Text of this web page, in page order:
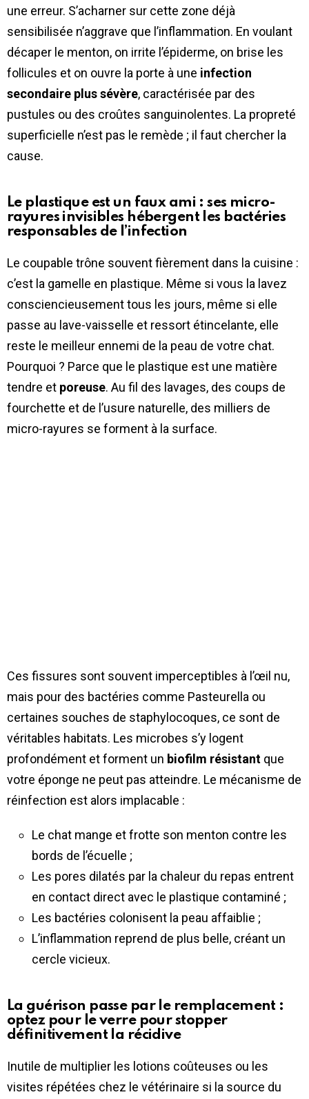
une erreur. S’acharner sur cette zone déjà
sensibilisée n’aggrave que l’inflammation. En voulant
décaper le menton, on irrite l’épiderme, on brise les
follicules et on ouvre la porte à une infection
secondaire plus sévère, caractérisée par des
pustules ou des croûtes sanguinolentes. La propreté
superficielle n’est pas le remède ; il faut chercher la
cause.
Le plastique est un faux ami : ses micro-
rayures invisibles hébergent les bactéries
responsables de l’infection
Le coupable trône souvent fièrement dans la cuisine :
c’est la gamelle en plastique. Même si vous la lavez
consciencieusement tous les jours, même si elle
passe au lave-vaisselle et ressort étincelante, elle
reste le meilleur ennemi de la peau de votre chat.
Pourquoi ? Parce que le plastique est une matière
tendre et poreuse. Au fil des lavages, des coups de
fourchette et de l’usure naturelle, des milliers de
micro-rayures se forment à la surface.
Ces fissures sont souvent imperceptibles à l’œil nu,
mais pour des bactéries comme Pasteurella ou
certaines souches de staphylocoques, ce sont de
véritables habitats. Les microbes s’y logent
profondément et forment un biofilm résistant que
votre éponge ne peut pas atteindre. Le mécanisme de
réinfection est alors implacable :
Le chat mange et frotte son menton contre les
bords de l’écuelle ;
Les pores dilatés par la chaleur du repas entrent
en contact direct avec le plastique contaminé ;
Les bactéries colonisent la peau affaiblie ;
L’inflammation reprend de plus belle, créant un
cercle vicieux.
La guérison passe par le remplacement :
optez pour le verre pour stopper
définitivement la récidive
Inutile de multiplier les lotions coûteuses ou les
visites répétées chez le vétérinaire si la source du